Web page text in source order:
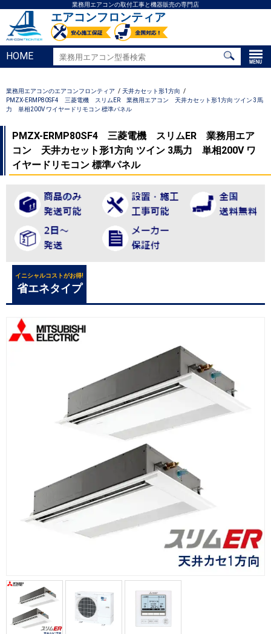
業務用エアコンの取付工事と機器販売の専門店
エアコンフロンティア
HOME
業務用エアコンのエアコンフロンティア
天井カセット形1方向
PMZX-ERMP80SF4 三菱電機 スリムER 業務用エアコン 天井カセット形1方向 ツイン 3馬
力 単相200V ワイヤードリモコン 標準パネル
PMZX-ERMP80SF4 三菱電機 スリムER 業務用エア
コン 天井カセット形1方向 ツイン 3馬力 単相200V ワ
イヤードリモコン 標準パネル
イニシャルコストがお得!
省エネタイプ